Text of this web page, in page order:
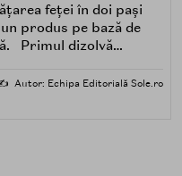
feței în doi pași
produs pe bază de
Primul dizolvă
impuritățile solubile în
Autor: Echipa Editorială Sole.ro